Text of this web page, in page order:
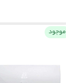
موجود